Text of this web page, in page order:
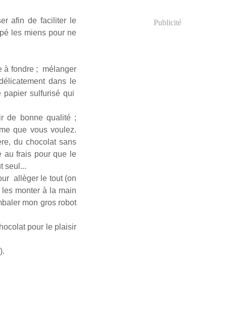
afin de faciliter le
les miens pour ne
à fondre ; mélanger
dans le
papier sulfurisé qui
de bonne qualité ;
que vous voulez.
du chocolat sans
au frais pour que le
seul...
allèger le tout (on
monter à la main
mon gros robot
pour le plaisir
Publicité